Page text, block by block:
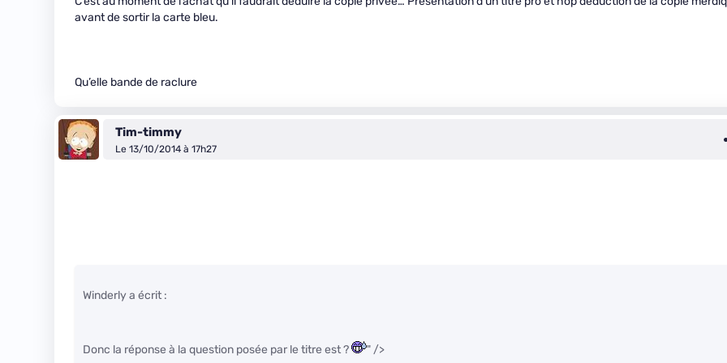
avant de sortir la carte bleu.
Qu’elle bande de raclure
Tim-timmy
Le 13/10/2014 à 17h27
Winderly a écrit :
Donc la réponse à la question posée par le titre est ? " />